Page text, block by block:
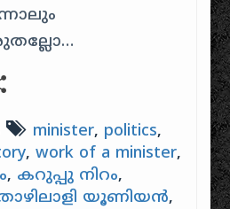
minister, politics,
,work of a minister,
, കറുപ്പു നിറം,
യൂണിയൻ,